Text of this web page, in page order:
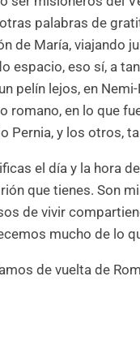
palabras de
de María, viajando
espacio, eso sí, a
pelín lejos, en
romano, en lo que
Pernia, y los otros,
el día y la hora
que tienes. Son
de vivir
mucho de lo
de vuelta de